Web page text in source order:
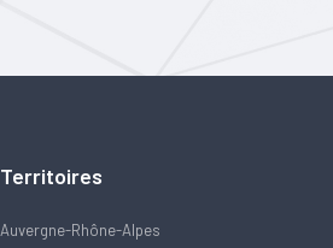
Territoires
Auvergne-Rhône-Alpes